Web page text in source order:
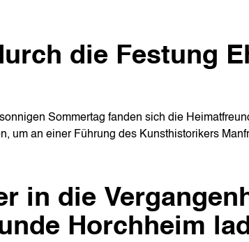
die Festung
Sommertag fanden sich die
um an einer Führung des Kunsthistorikers
in die
Horchheim